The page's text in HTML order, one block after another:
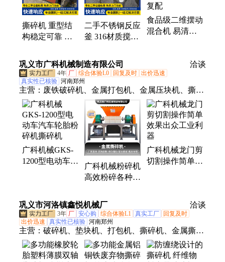
撕碎机 重型结
构稳定可靠 适
料桶破碎
二手不锈钢反应
釜 316材质搅拌
辰震
食品级二维摆动
混合机 易清洗
巩义市广科机械制造有限公司 洽谈
4年 厂 综合体验L0 回复及时 出价迅速
真实性已核验 河南郑州
主营： 废铁破碎机、金属打包机、金属压块机、撕碎
机、双轴撕碎机、抓钢机、移动车载打包机、河南机
械、废钢破碎机、滚筒烘干机、对辊破碎机、金属破
碎机、球磨机、节能球磨机、污泥烘干机、煤泥烘干
机、断桥铝破碎机、废铝打包机、固定抓钢机、立式
打包机、废纸打包机、易拉罐打包机
广科机械GKS-
1200型电动车汽
广科机械粉碎机
高效粉碎各种物
高效品质优良
广科机械龙门剪
切割操作简单效
巩义市河洛镇鑫悦机械厂 洽谈
3年 厂 安心购 综合体验L1 真实工厂
回复及时
出价迅速
真实性已核验 河南郑州
主营： 破碎机、垫块机、打包机、撕碎机、金属撕碎
机、木材撕碎机、轮胎撕碎机、塑料撕碎机、压砖
机、粉碎机、压块机、水泥垫块、水泥砖机、内撑垫